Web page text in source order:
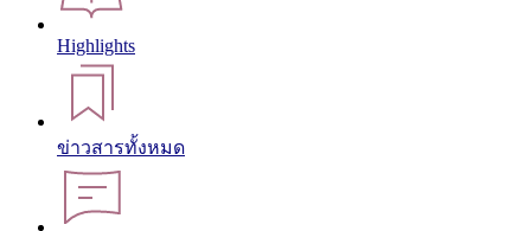
Highlights
ข่าวสารทั้งหมด